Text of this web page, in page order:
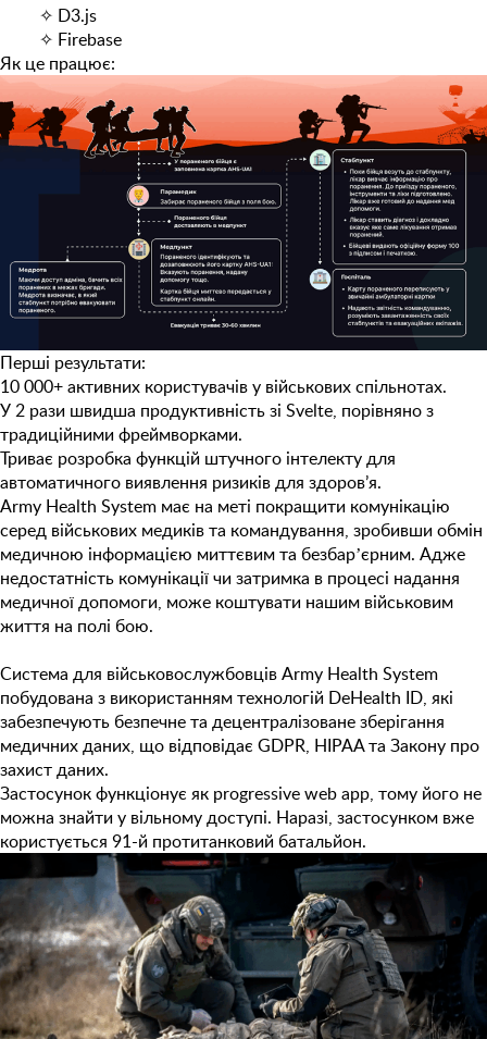
✧ D3.js
✧ Firebase
Як це працює:
Перші результати:
10 000+ активних користувачів у військових спільнотах.
У 2 рази швидша продуктивність зі Svelte, порівняно з
традиційними фреймворками.
Триває розробка функцій штучного інтелекту для
автоматичного виявлення ризиків для здоров’я.
Army Health System має на меті покращити комунікацію
серед військових медиків та командування, зробивши обмін
медичною інформацією миттєвим та безбарʼєрним. Адже
недостатність комунікації чи затримка в процесі надання
медичної допомоги, може коштувати нашим військовим
життя на полі бою.
Система для військовослужбовців Army Health System
побудована з використанням технологій DeHealth ID, які
забезпечують безпечне та децентралізоване зберігання
медичних даних, що відповідає GDPR, HIPAA та Закону про
захист даних.
Застосунок функціонує як progressive web app, тому його не
можна знайти у вільному доступі. Наразі, застосунком вже
користується 91-й протитанковий батальйон.